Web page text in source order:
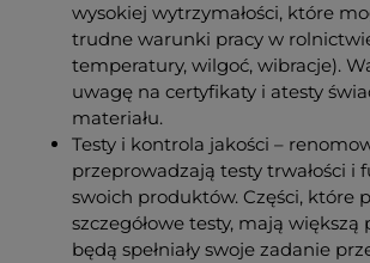
wysokiej wytrzymałości, które
trudne warunki pracy w
temperatury, wilgoć, wibracje).
uwagę na certyfikaty i atesty
materiału.
Testy i kontrola jakości –
przeprowadzają testy trwałości i
swoich produktów. Części, które
szczegółowe testy, mają większą
będą spełniały swoje zadanie